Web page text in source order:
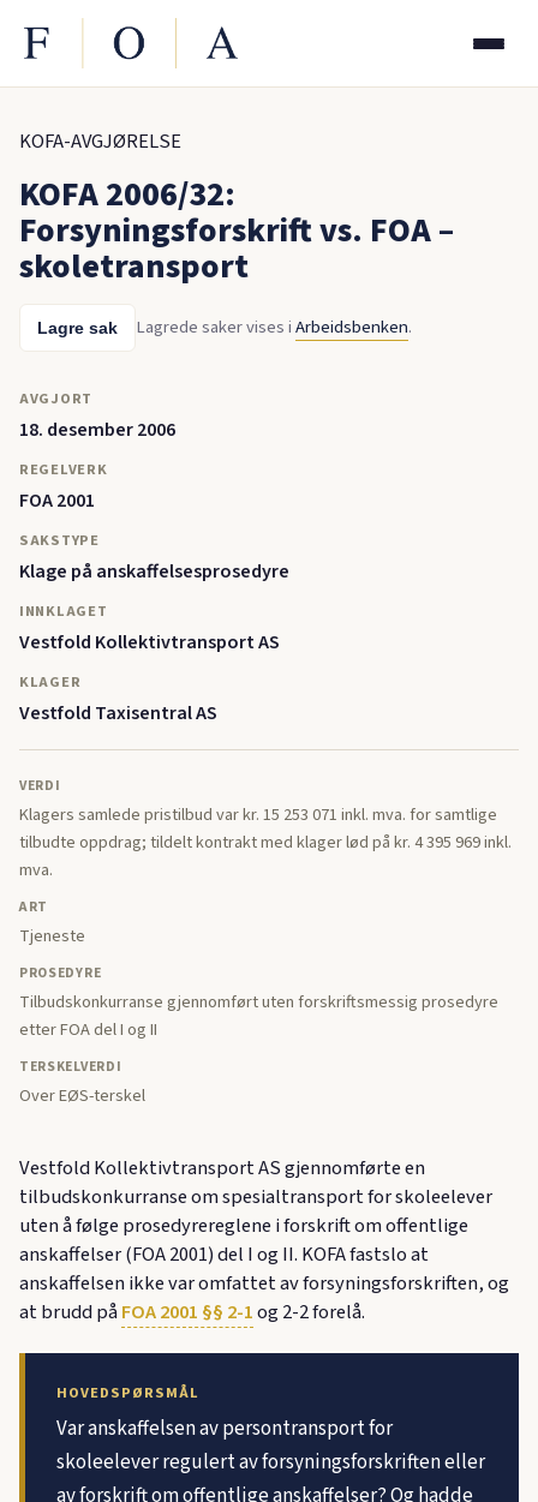
KOFA-AVGJØRELSE
KOFA 2006/32:
Forsyningsforskrift vs. FOA –
skoletransport
Lagre sak Lagrede saker vises iArbeidsbenken.
AVGJORT
18. desember 2006
REGELVERK
FOA 2001
SAKSTYPE
Klage på anskaffelsesprosedyre
INNKLAGET
Vestfold Kollektivtransport AS
KLAGER
Vestfold Taxisentral AS
VERDI
Klagers samlede pristilbud var kr. 15 253 071 inkl. mva. for samtlige
tilbudte oppdrag; tildelt kontrakt med klager lød på kr. 4 395 969 inkl.
mva.
ART
Tjeneste
PROSEDYRE
Tilbudskonkurranse gjennomført uten forskriftsmessig prosedyre
etter FOA del I og II
TERSKELVERDI
Over EØS-terskel
Vestfold Kollektivtransport AS gjennomførte en
tilbudskonkurranse om spesialtransport for skoleelever
uten å følge prosedyrereglene i forskrift om offentlige
anskaffelser (FOA 2001) del I og II. KOFA fastslo at
anskaffelsen ikke var omfattet av forsyningsforskriften, og
at brudd påFOA 2001 §§ 2-1og 2-2 forelå.
HOVEDSPØRSMÅL
Var anskaffelsen av persontransport for
skoleelever regulert av forsyningsforskriften eller
av forskrift om offentlige anskaffelser? Og hadde